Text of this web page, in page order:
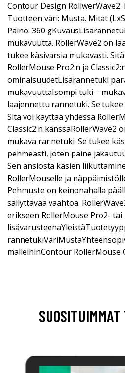
Contour Design
Tuotteen väri: Musta. Mitat
Paino: 360
mukavuutta. RollerWave2 on
tukee käsivarsia mukavasti.
RollerMouse Pro2:n ja
ominaisuudetLisärannetuki
mukavuuttaIsompi tuki –
laajennettu rannetuki. Se
Sitä voi käyttää yhdessä
Classic2:n kanssaRollerWave2
mukava rannetuki. Se tukee
pehmeästi, joten paine
Sen ansiosta käsien
RollerMouselle ja
Pehmuste on keinonahalla
säilyttävää vaahtoa.
erikseen RollerMouse Pro2- tai
malleihinContour RollerMouse